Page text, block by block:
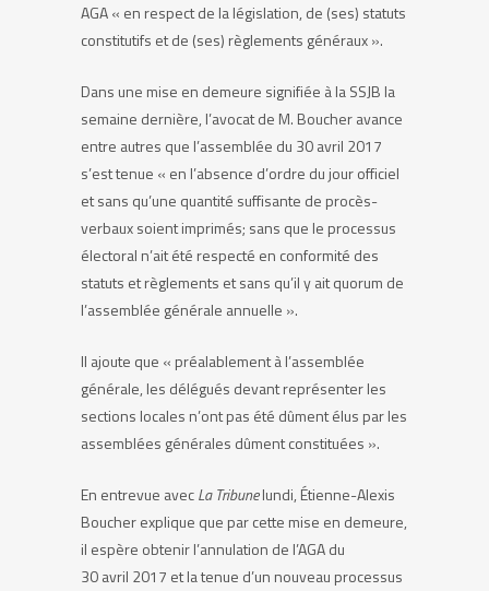
AGA « en respect de la législation, de (ses) statuts
constitutifs et de (ses) règlements généraux ».
Dans une mise en demeure signifiée à la SSJB la
semaine dernière, l’avocat de M. Boucher avance
entre autres que l’assemblée du 30 avril 2017
s’est tenue « en l’absence d’ordre du jour officiel
et sans qu’une quantité suffisante de procès-
verbaux soient imprimés; sans que le processus
électoral n’ait été respecté en conformité des
statuts et règlements et sans qu’il y ait quorum de
l’assemblée générale annuelle ».
Il ajoute que « préalablement à l’assemblée
générale, les délégués devant représenter les
sections locales n’ont pas été dûment élus par les
assemblées générales dûment constituées ».
En entrevue avecLa Tribunelundi, Étienne-Alexis
Boucher explique que par cette mise en demeure,
il espère obtenir l’annulation de l’AGA du
30 avril 2017 et la tenue d’un nouveau processus